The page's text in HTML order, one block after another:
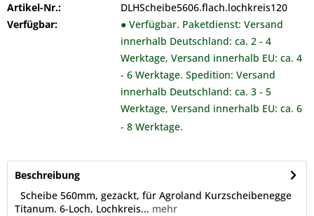
Artikel-Nr.:
DLHScheibe5606.flach.lochkreis120
Verfügbar:
● Verfügbar. Paketdienst: Versand
innerhalb Deutschland: ca. 2 - 4
Werktage, Versand innerhalb EU: ca. 4
- 6 Werktage. Spedition: Versand
innerhalb Deutschland: ca. 3 - 5
Werktage, Versand innerhalb EU: ca. 6
- 8 Werktage.
Beschreibung
Scheibe 560mm, gezackt, für Agroland Kurzscheibenegge
Titanum. 6-Loch, Lochkreis... mehr